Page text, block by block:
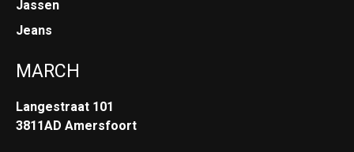
Jassen
Jeans
MARCH
Langestraat 101
3811AD Amersfoort